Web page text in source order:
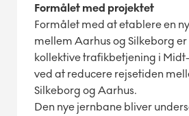
Formålet med projektet
Formålet med at etablere en
mellem Aarhus og Silkeborg
kollektive trafikbetjening i
ved at reducere rejsetiden
Silkeborg og Aarhus.
Den nye jernbane bliver